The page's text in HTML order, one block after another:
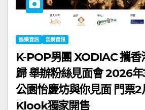
娛樂資訊 音樂資訊
K-POP男團 XODIAC 攜香
歸 舉辦粉絲見面會 2026
公園怡慶坊與你見面 門票2月27日起
Klook獨家開售